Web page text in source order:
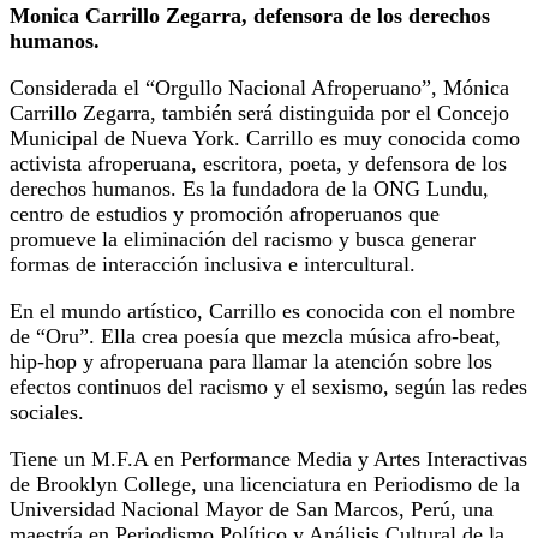
Monica Carrillo Zegarra, defensora de los derechos
humanos.
Considerada el “Orgullo Nacional Afroperuano”, Mónica
Carrillo Zegarra, también será distinguida por el Concejo
Municipal de Nueva York. Carrillo es muy conocida como
activista afroperuana, escritora, poeta, y defensora de los
derechos humanos. Es la fundadora de la ONG Lundu,
centro de estudios y promoción afroperuanos que
promueve la eliminación del racismo y busca generar
formas de interacción inclusiva e intercultural.
En el mundo artístico, Carrillo es conocida con el nombre
de “Oru”. Ella crea poesía que mezcla música afro-beat,
hip-hop y afroperuana para llamar la atención sobre los
efectos continuos del racismo y el sexismo, según las redes
sociales.
Tiene un M.F.A en Performance Media y Artes Interactivas
de Brooklyn College, una licenciatura en Periodismo de la
Universidad Nacional Mayor de San Marcos, Perú, una